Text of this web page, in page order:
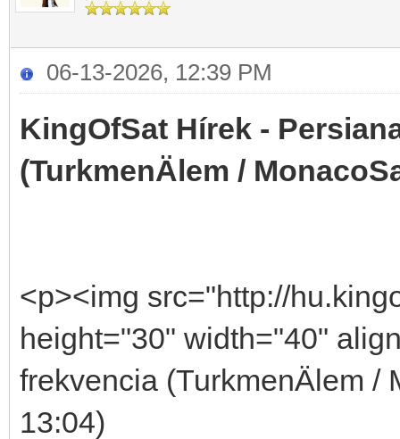
06-13-2026, 12:39 PM
KingOfSat Hírek -
(TurkmenÄlem /
<p><img src="http://
height="30" width="40"
frekvencia (TurkmenÄlem /
13:04)